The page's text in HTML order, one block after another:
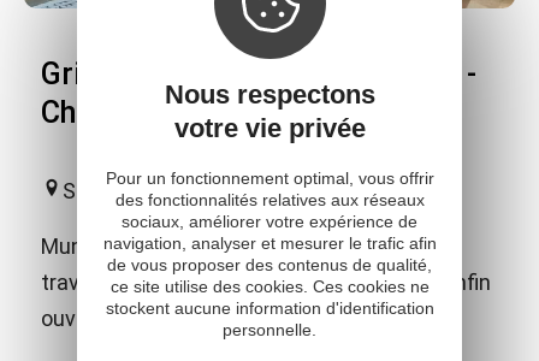
Grimpe et Cimes - Labyrinthes -
Chasse au Trésor
Salles-Curan
Muni d'une carte, recherchez des indices,
traversez nos différents labyrinthes pour enfin
ouvrir le coffre au trésor !!!
Nous respectons
votre vie privée
Pour un fonctionnement optimal, vous offrir
des fonctionnalités relatives aux réseaux
sociaux, améliorer votre expérience de
navigation, analyser et mesurer le trafic afin
de vous proposer des contenus de qualité,
ce site utilise des cookies. Ces cookies ne
stockent aucune information d'identification
personnelle.